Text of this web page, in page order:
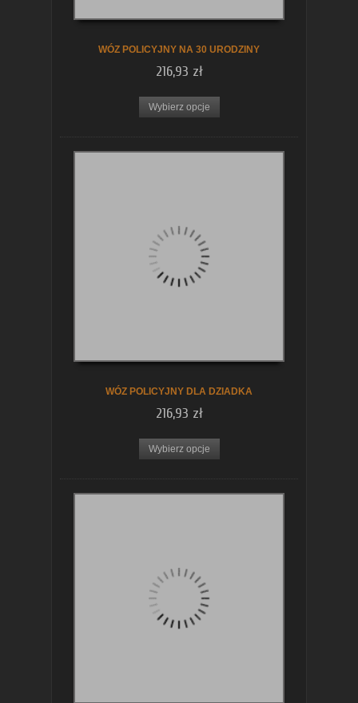
WÓZ POLICYJNY NA 30 URODZINY
216,93 zł
Wybierz opcje
WÓZ POLICYJNY DLA DZIADKA
216,93 zł
Wybierz opcje